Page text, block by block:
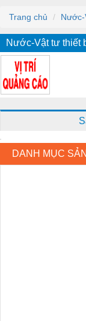
Trang chủ
Nước-Vật tư thiết
DANH MỤC